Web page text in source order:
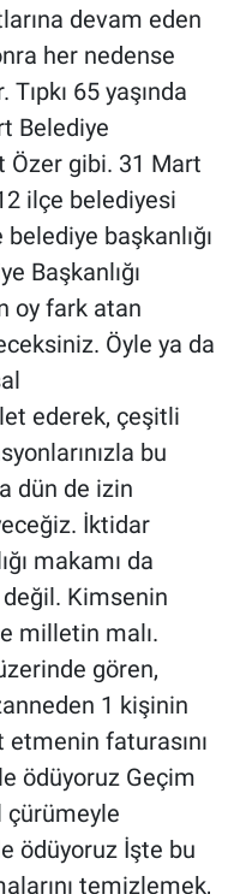
devam eden
her nedense
65 yaşında
Belediye
Özer gibi. 31 Mart
ilçe belediyesi
başkanlığı
Başkanlığı
oy fark atan
Öyle ya da
ederek, çeşitli
bu
dün de izin
İktidar
makamı da
Kimsenin
milletin malı.
gören,
1 kişinin
faturasını
ödüyoruz Geçim
çürümeyle
ödüyoruz İşte bu
temizlemek,